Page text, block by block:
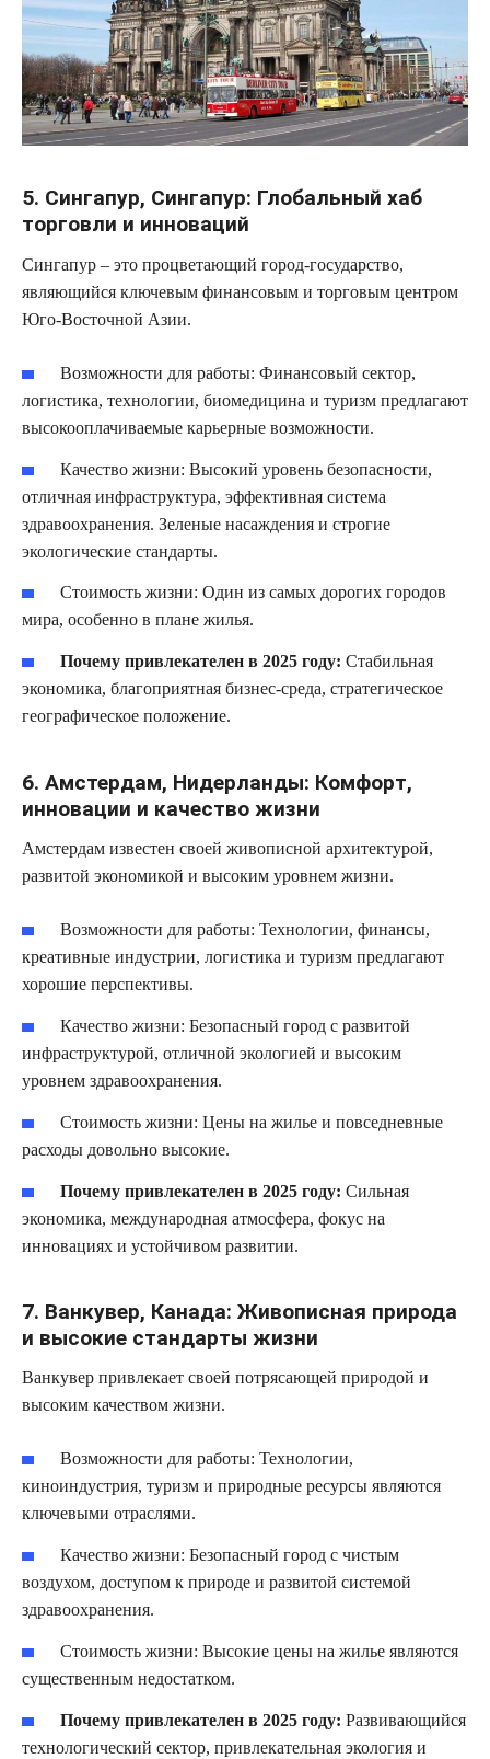
5. Сингапур, Сингапур: Глобальный хаб
торговли и инноваций
Сингапур – это процветающий город-государство,
являющийся ключевым финансовым и торговым центром
Юго-Восточной Азии.
Возможности для работы: Финансовый сектор,
логистика, технологии, биомедицина и туризм предлагают
высокооплачиваемые карьерные возможности.
Качество жизни: Высокий уровень безопасности,
отличная инфраструктура, эффективная система
здравоохранения. Зеленые насаждения и строгие
экологические стандарты.
Стоимость жизни: Один из самых дорогих городов
мира, особенно в плане жилья.
Почему привлекателен в 2025 году: Стабильная
экономика, благоприятная бизнес-среда, стратегическое
географическое положение.
6. Амстердам, Нидерланды: Комфорт,
инновации и качество жизни
Амстердам известен своей живописной архитектурой,
развитой экономикой и высоким уровнем жизни.
Возможности для работы: Технологии, финансы,
креативные индустрии, логистика и туризм предлагают
хорошие перспективы.
Качество жизни: Безопасный город с развитой
инфраструктурой, отличной экологией и высоким
уровнем здравоохранения.
Стоимость жизни: Цены на жилье и повседневные
расходы довольно высокие.
Почему привлекателен в 2025 году: Сильная
экономика, международная атмосфера, фокус на
инновациях и устойчивом развитии.
7. Ванкувер, Канада: Живописная природа
и высокие стандарты жизни
Ванкувер привлекает своей потрясающей природой и
высоким качеством жизни.
Возможности для работы: Технологии,
киноиндустрия, туризм и природные ресурсы являются
ключевыми отраслями.
Качество жизни: Безопасный город с чистым
воздухом, доступом к природе и развитой системой
здравоохранения.
Стоимость жизни: Высокие цены на жилье являются
существенным недостатком.
Почему привлекателен в 2025 году: Развивающийся
технологический сектор, привлекательная экология и